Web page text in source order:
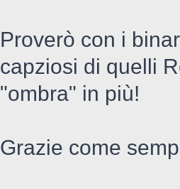
Proverò con i
capziosi di quelli
"ombra" in più!
Grazie come